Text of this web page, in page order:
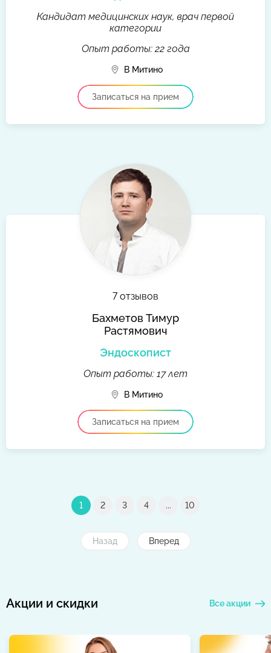
Кандидат медицинских наук, врач первой
категории
Опыт работы: 22 года
В Митино
Записаться на прием
7 отзывов
Бахметов Тимур
Растямович
Эндоскопист
Опыт работы: 17 лет
В Митино
Записаться на прием
Назад
1 2 3 4 ... 10
Вперед
Акции и скидки Все акции